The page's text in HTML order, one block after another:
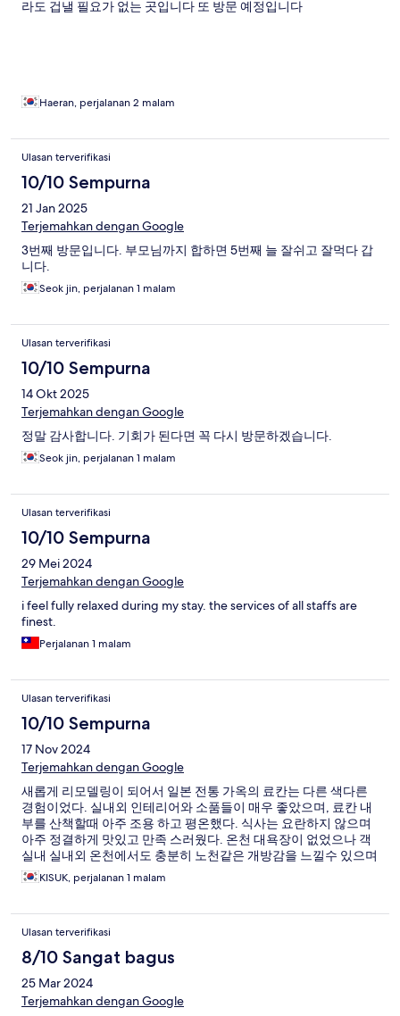
라도 겁낼 필요가 없는 곳입니다 또 방문 예정입니다
Haeran, perjalanan 2 malam
Ulasan terverifikasi
10/10 Sempurna
21 Jan 2025
Terjemahkan dengan Google
3번째 방문입니다. 부모님까지 합하면 5번째 늘 잘쉬고 잘먹다 갑
니다.
Seok jin, perjalanan 1 malam
Ulasan terverifikasi
10/10 Sempurna
14 Okt 2025
Terjemahkan dengan Google
정말 감사합니다. 기회가 된다면 꼭 다시 방문하겠습니다.
Seok jin, perjalanan 1 malam
Ulasan terverifikasi
10/10 Sempurna
29 Mei 2024
Terjemahkan dengan Google
i feel fully relaxed during my stay. the services of all staffs are
finest.
Perjalanan 1 malam
Ulasan terverifikasi
10/10 Sempurna
17 Nov 2024
Terjemahkan dengan Google
새롭게 리모델링이 되어서 일본 전통 가옥의 료칸는 다른 색다른
경험이었다. 실내외 인테리어와 소품들이 매우 좋았으며, 료칸 내
부를 산책할때 아주 조용 하고 평온했다. 식사는 요란하지 않으며
아주 정결하게 맛있고 만족 스러웠다. 온천 대욕장이 없었으나 객
실내 실내외 온천에서도 충분히 노천같은 개방감을 느낄수 있으며
충분히 만족하며 이용할만 하다. 예약이 다소 힘들고 숙박비가 다
소 높은편이나 한번쯤은 꼭 들릴만한 숙소라고 생걱된다
KISUK, perjalanan 1 malam
Ulasan terverifikasi
8/10 Sangat bagus
25 Mar 2024
Terjemahkan dengan Google